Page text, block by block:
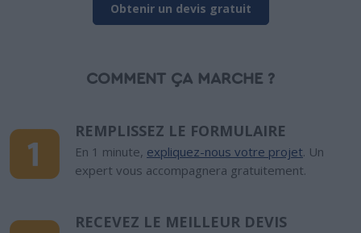
Obtenir un devis gratuit
COMMENT ÇA MARCHE ?
REMPLISSEZ LE FORMULAIRE
En 1 minute, expliquez-nous votre projet. Un
expert vous accompagnera gratuitement.
RECEVEZ LE MEILLEUR DEVIS